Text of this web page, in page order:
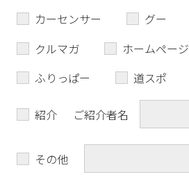
カーセンサー
グー
クルマガ
ホームページ
ふりっぱー
道スポ
紹介 ご紹介者名
その他